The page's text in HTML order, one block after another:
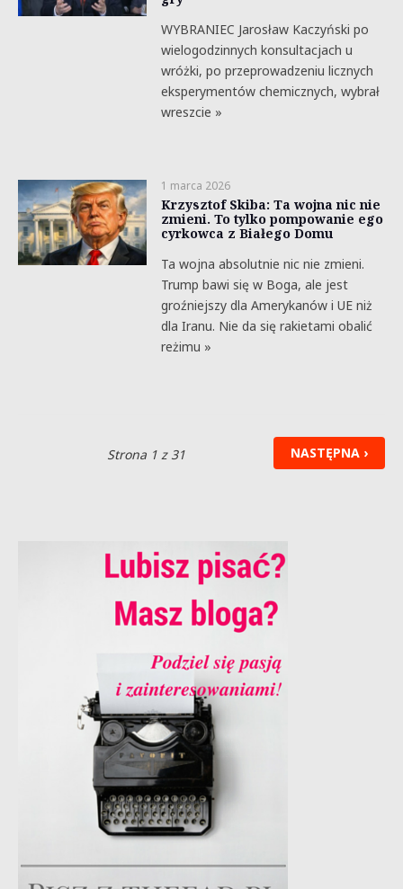
WYBRANIEC Jarosław Kaczyński po
wielogodzinnych konsultacjach u
wróżki, po przeprowadzeniu licznych
eksperymentów chemicznych, wybrał
wreszcie »
1 marca 2026
Krzysztof Skiba: Ta wojna nic nie
zmieni. To tylko pompowanie ego
cyrkowca z Białego Domu
Ta wojna absolutnie nic nie zmieni.
Trump bawi się w Boga, ale jest
groźniejszy dla Amerykanów i UE niż
dla Iranu. Nie da się rakietami obalić
reżimu »
NASTĘPNA ›
Strona 1 z 31